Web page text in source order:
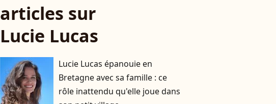
articles sur
Lucie Lucas
Lucie Lucas épanouie en
Bretagne avec sa famille : ce
rôle inattendu qu'elle joue dans